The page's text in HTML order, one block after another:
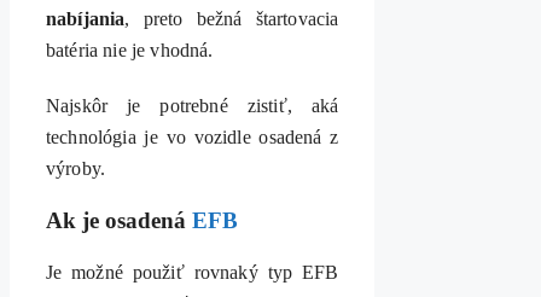
nabíjania, preto bežná štartovacia
batéria nie je vhodná.
Najskôr je potrebné zistiť, aká
technológia je vo vozidle osadená z
výroby.
Ak je osadená EFB
Je možné použiť rovnaký typ EFB